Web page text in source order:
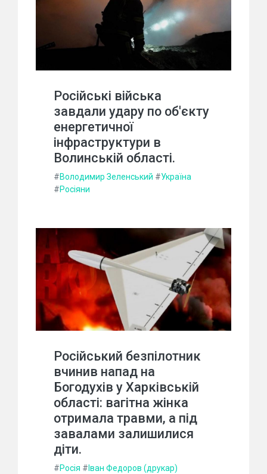
Російські війська
завдали удару по об'єкту
енергетичної
інфраструктури в
Волинській області.
#Володимир Зеленський #Україна
#Росіяни
Російський безпілотник
вчинив напад на
Богодухів у Харківській
області: вагітна жінка
отримала травми, а під
завалами залишилися
діти.
#Росія # Іван Федоров (друкар)